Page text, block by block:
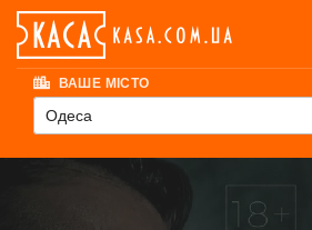
ВАШЕ МІСТО
Одеса